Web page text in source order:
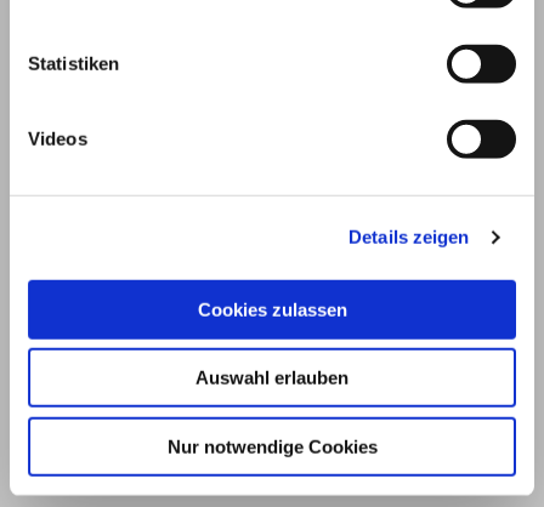
Statistiken
Videos
Details zeigen
Cookies zulassen
Auswahl erlauben
Nur notwendige Cookies
© 2026
Impressum und Nutzungsbedingungen
Datenschutz Privatsphäre
Qualitätsrichtlinien Barrierefreiheit